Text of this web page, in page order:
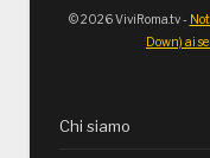
© 2026 ViviRoma.tv -
Down) ai
Chi siamo